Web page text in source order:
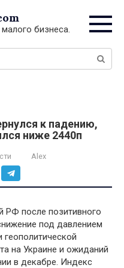
бизнеса.
к падению,
ниже 2440п
Alex
РФ после позитивного
под давлением
на Украине и ожиданий
в декабре. Индекс